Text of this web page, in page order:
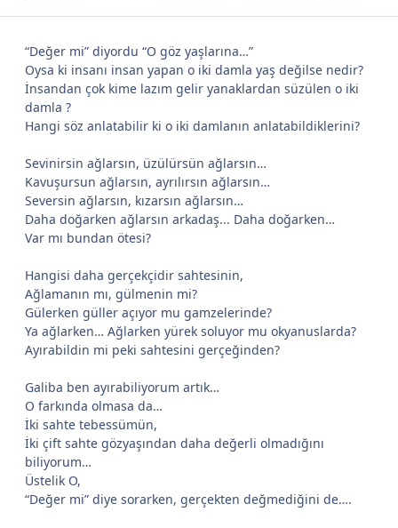
“Değer mi” diyordu “O göz yaşlarına…”
Oysa ki insanı insan yapan o iki damla yaş değilse nedir?
İnsandan çok kime lazım gelir yanaklardan süzülen o iki
damla ?
Hangi söz anlatabilir ki o iki damlanın anlatabildiklerini?
Sevinirsin ağlarsın, üzülürsün ağlarsın…
Kavuşursun ağlarsın, ayrılırsın ağlarsın…
Seversin ağlarsın, kızarsın ağlarsın…
Daha doğarken ağlarsın arkadaş... Daha doğarken…
Var mı bundan ötesi?
Hangisi daha gerçekçidir sahtesinin,
Ağlamanın mı, gülmenin mi?
Gülerken güller açıyor mu gamzelerinde?
Ya ağlarken… Ağlarken yürek soluyor mu okyanuslarda?
Ayırabildin mi peki sahtesini gerçeğinden?
Galiba ben ayırabiliyorum artık…
O farkında olmasa da…
İki sahte tebessümün,
İki çift sahte gözyaşından daha değerli olmadığını
biliyorum…
Üstelik O,
“Değer mi” diye sorarken, gerçekten değmediğini de….